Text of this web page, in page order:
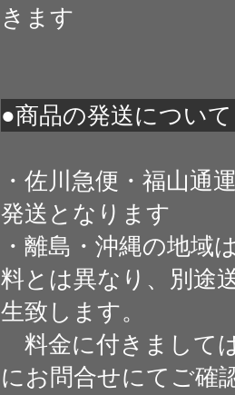
きます
●商品の発送について
・佐川急便・福山通
発送となります
・離島・沖縄の地域
料とは異なり、別途
生致します。
料金に付きまして
にお問合せにてご確